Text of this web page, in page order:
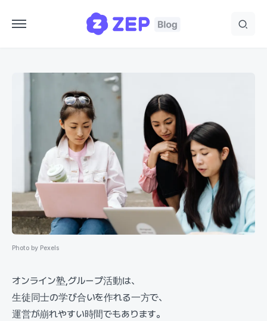
Photo by Pexels
オンライン塾,グループ活動は、
生徒同士の学び合いを作れる一方で、
運営が崩れやすい時間でもあります。